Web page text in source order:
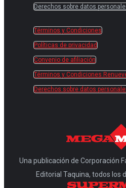
Derechos sobre datos
Términos y Condiciones
Políticas de privacidad
Convenio de afiliación
Términos y Condiciones
Derechos sobre datos
Una publicación de Corporación
Editorial Taquina, todos los